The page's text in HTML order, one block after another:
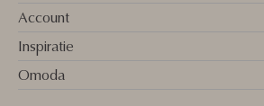
Account
Inspiratie
Omoda